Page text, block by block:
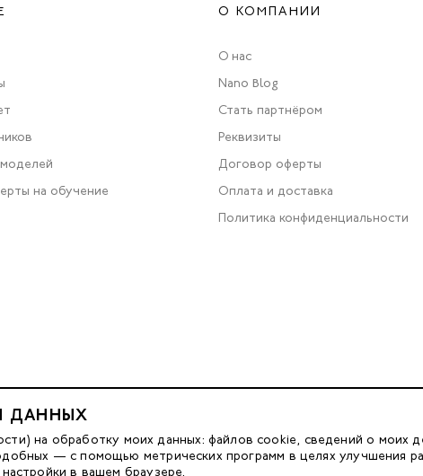
на обучение
О КОМПАНИИ
О нас
Nano Blog
Стать партнёром
Реквизиты
Договор оферты
Оплата и доставка
Политика конфиденциальности
— FACE FAMILY
ДАННЫХ
на обработку моих данных: файлов cookie, сведений о моих
— с помощью метрических программ в целях улучшения
в вашем браузере.